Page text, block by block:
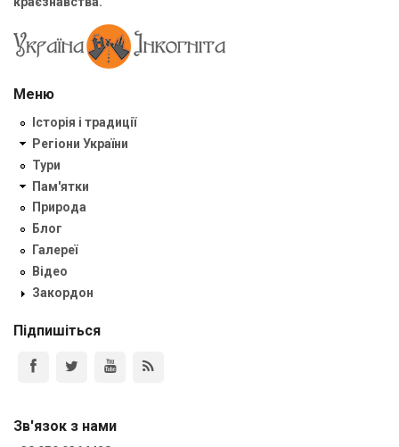
Меню
Історія і традиції
Регіони України
Тури
Пам'ятки
Природа
Блог
Галереї
Відео
Закордон
Підпишіться
Зв'язок з нами